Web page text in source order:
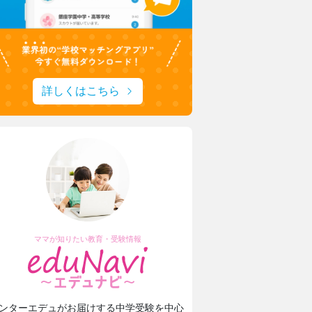
詳しくはこちら
ママが知りたい教育・受験情報
ターエデュがお届けする中学受験を中心